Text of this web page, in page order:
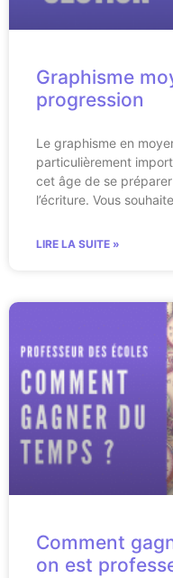
Graphisme
progression
Le graphisme en
particulièrement
cet âge de se
l’écriture. Vous
LIRE LA SUITE »
Comment
on est